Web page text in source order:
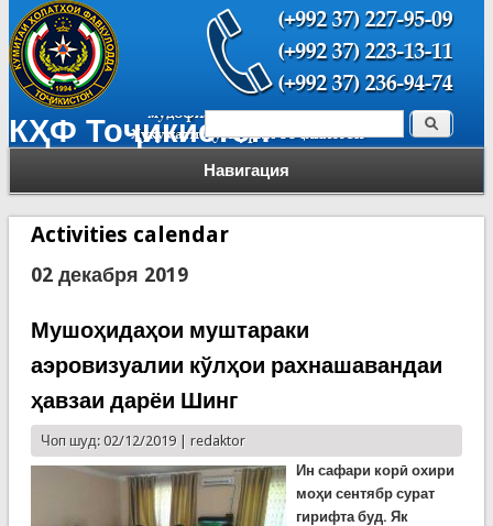
КҲФ Тоҷикистон
Навигация
Форма поиска Поиск
Activities calendar
02 декабря 2019
Мушоҳидаҳои муштараки
аэровизуалии кўлҳои рахнашавандаи
ҳавзаи дарёи Шинг
Чоп шуд: 02/12/2019 | redaktor
Ин сафари корӣ охири
моҳи сентябр сурат
гирифта буд. Як